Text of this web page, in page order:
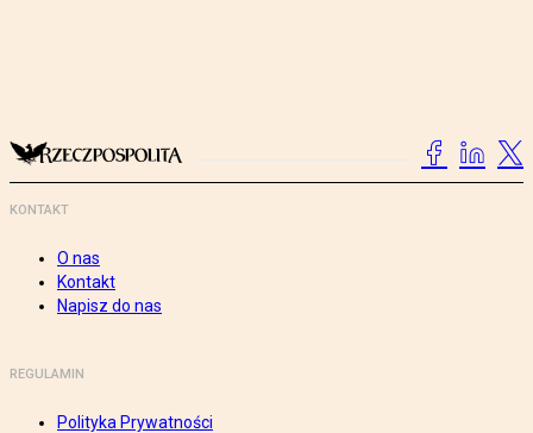
KONTAKT
O nas
Kontakt
Napisz do nas
REGULAMIN
Polityka Prywatności